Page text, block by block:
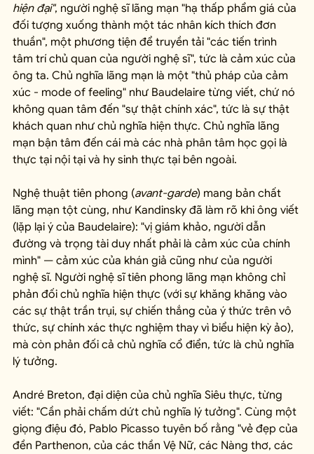
hiện đại", người nghệ sĩ lãng mạn "hạ thấp phẩm giá của
đối tượng xuống thành một tác nhân kích thích đơn
thuần", một phương tiện để truyền tải "các tiến trình
tâm trí chủ quan của người nghệ sĩ", tức là cảm xúc của
ông ta. Chủ nghĩa lãng mạn là một "thủ pháp của cảm
xúc - mode of feeling" như Baudelaire từng viết, chứ nó
không quan tâm đến "sự thật chính xác", tức là sự thật
khách quan như chủ nghĩa hiện thực. Chủ nghĩa lãng
mạn bận tâm đến cái mà các nhà phân tâm học gọi là
thực tại nội tại và hy sinh thực tại bên ngoài.
Nghệ thuật tiên phong (avant-garde) mang bản chất
lãng mạn tột cùng, như Kandinsky đã làm rõ khi ông viết
(lặp lại ý của Baudelaire): "vị giám khảo, người dẫn
đường và trọng tài duy nhất phải là cảm xúc của chính
mình" — cảm xúc của khán giả cũng như của người
nghệ sĩ. Người nghệ sĩ tiên phong lãng mạn không chỉ
phản đối chủ nghĩa hiện thực (với sự khăng khăng vào
các sự thật trần trụi, sự chiến thắng của ý thức trên vô
thức, sự chính xác thực nghiệm thay vì biểu hiện kỳ ảo),
mà còn phản đối cả chủ nghĩa cổ điển, tức là chủ nghĩa
lý tưởng.
André Breton, đại diện của chủ nghĩa Siêu thực, từng
viết: "Cần phải chấm dứt chủ nghĩa lý tưởng". Cùng một
giọng điệu đó, Pablo Picasso tuyên bố rằng "vẻ đẹp của
đền Parthenon, của các thần Vệ Nữ, các Nàng thơ, các